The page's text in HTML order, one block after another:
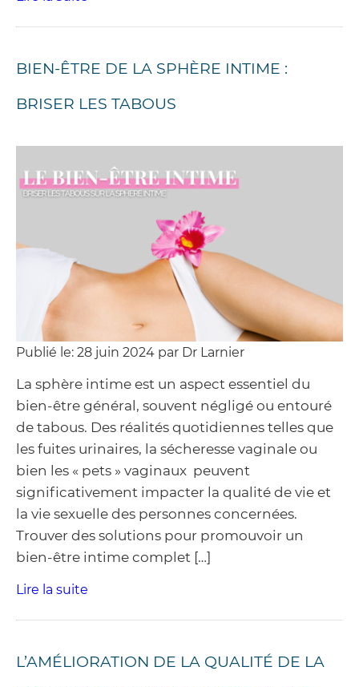
BIEN-ÊTRE DE LA SPHÈRE INTIME :
BRISER LES TABOUS
Publié le: 28 juin 2024 par Dr Larnier
La sphère intime est un aspect essentiel du
bien-être général, souvent négligé ou entouré
de tabous. Des réalités quotidiennes telles que
les fuites urinaires, la sécheresse vaginale ou
bien les « pets » vaginaux peuvent
significativement impacter la qualité de vie et
la vie sexuelle des personnes concernées.
Trouver des solutions pour promouvoir un
bien-être intime complet […]
Lire la suite
L’AMÉLIORATION DE LA QUALITÉ DE LA